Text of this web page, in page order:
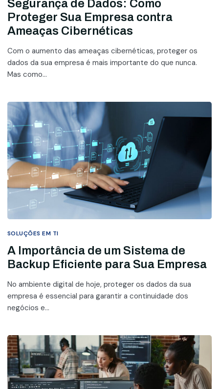
Segurança de Dados: Como
Proteger Sua Empresa contra
Ameaças Cibernéticas
Com o aumento das ameaças cibernéticas, proteger os
dados da sua empresa é mais importante do que nunca.
Mas como...
SOLUÇÕES EM TI
A Importância de um Sistema de
Backup Eficiente para Sua Empresa
No ambiente digital de hoje, proteger os dados da sua
empresa é essencial para garantir a continuidade dos
negócios e...